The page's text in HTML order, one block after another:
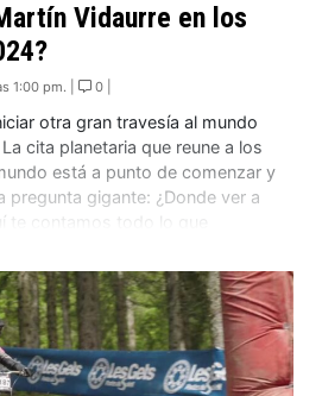
Vidaurre en los
1:00 pm. | 0 |
otra gran travesía al mundo
cita planetaria que reune a los
está a punto de comenzar y
pregunta gigante: ¿Donde ver a
te contamos todo lo que